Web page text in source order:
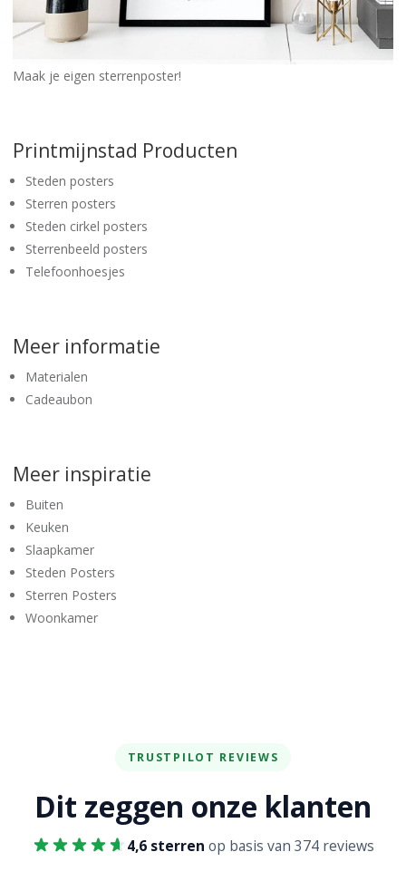
Maak je eigen sterrenposter!
Printmijnstad Producten
Steden posters
Sterren posters
Steden cirkel posters
Sterrenbeeld posters
Telefoonhoesjes
Meer informatie
Materialen
Cadeaubon
Meer inspiratie
Buiten
Keuken
Slaapkamer
Steden Posters
Sterren Posters
Woonkamer
TRUSTPILOT REVIEWS
Dit zeggen onze klanten
4,6 sterren op basis van 374 reviews